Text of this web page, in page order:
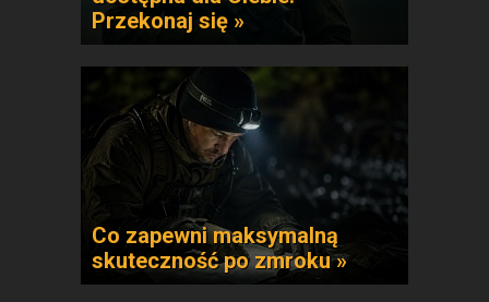
Przekonaj się »
Co zapewni maksymalną
skuteczność po zmroku »